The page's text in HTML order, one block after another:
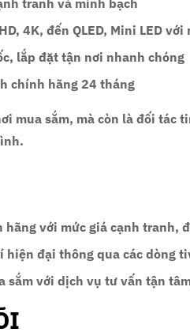
tranh và minh bạch
4K, đến QLED, Mini LED
, lắp đặt tận nơi nhanh chóng
chính hãng 24 tháng
mua sắm, mà còn là đối tác
hãng với mức giá cạnh tranh,
hiện đại thông qua các dòng
sắmvới dịch vụ tư vấn tận